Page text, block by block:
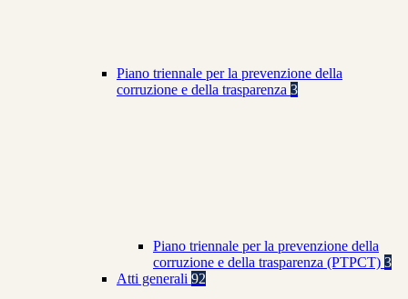
Piano triennale per la prevenzione della
corruzione e della trasparenza 3
Piano triennale per la prevenzione della
corruzione e della trasparenza (PTPCT) 3
Atti generali 92